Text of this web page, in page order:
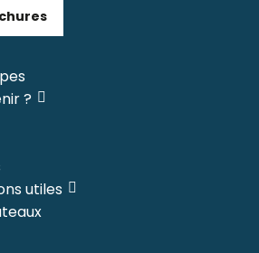
?
utiles